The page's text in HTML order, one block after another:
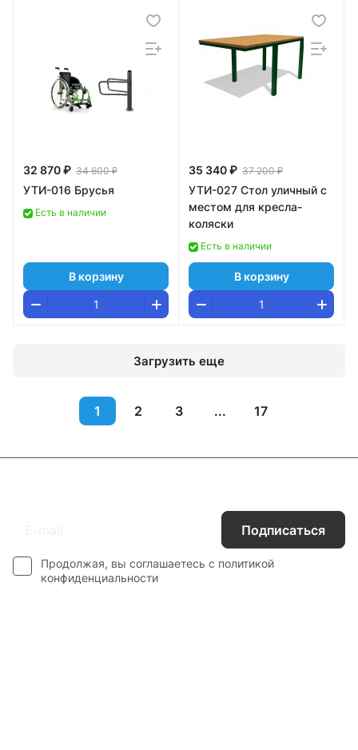
32 870 ₽ 34 600 ₽
УТИ-016 Брусья
Есть в наличии
В корзину
35 340 ₽ 37 200 ₽
УТИ-027 Стол уличный с
местом для кресла-
коляски
Есть в наличии
В корзину
Загрузить еще
1 2 3 ... 17
Подписаться
Продолжая, вы соглашаетесь с политикой
конфиденциальности